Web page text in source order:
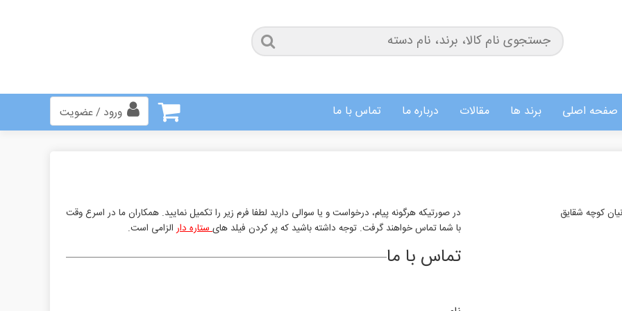
صفحه اصلی برند ها مقالات درباره ما تماس با ما ورود / عضویت
کوچه شقایق
در صورتیکه هرگونه پیام، درخواست و یا سوالی دارید لطفا فرم زیر را تکمیل نمایید. همکاران ما در اسرع وقت
با شما تماس خواهند گرفت. توجه داشته باشید که پر کردن فیلد هایستاره دار الزامی است.
تماس با ما